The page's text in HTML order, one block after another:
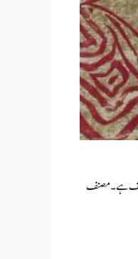
ہے۔ مصنف